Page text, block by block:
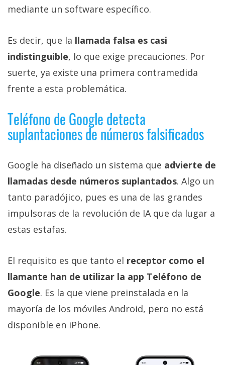
mediante un software específico.
Es decir, que la llamada falsa es casi
indistinguible, lo que exige precauciones. Por
suerte, ya existe una primera contramedida
frente a esta problemática.
Teléfono de Google detecta
suplantaciones de números falsificados
Google ha diseñado un sistema que advierte de
llamadas desde números suplantados. Algo un
tanto paradójico, pues es una de las grandes
impulsoras de la revolución de IA que da lugar a
estas estafas.
El requisito es que tanto el receptor como el
llamante han de utilizar la app Teléfono de
Google. Es la que viene preinstalada en la
mayoría de los móviles Android, pero no está
disponible en iPhone.